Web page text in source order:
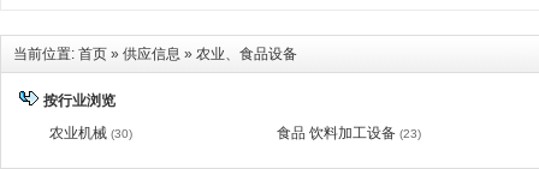
当前位置: 首页 » 供应信息 » 农业、食品设备
按行业浏览
农业机械 (30) 食品 饮料加工设备 (23)